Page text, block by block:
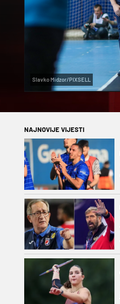
Slavko Midzor/PIXSELL
NAJNOVIJE VIJESTI